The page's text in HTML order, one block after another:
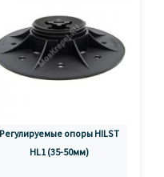
Регулируемые опоры HILST
HL1 (35-50мм)